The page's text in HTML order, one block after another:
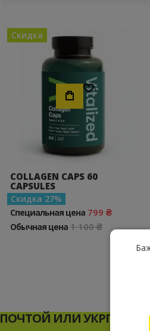
Хочу!
Скидка
COLLAGEN CAPS 60
CAPSULES
Скидка 27
Специальная цена 799 ₴
Обычная цена 1 100 ₴
ИЛИ